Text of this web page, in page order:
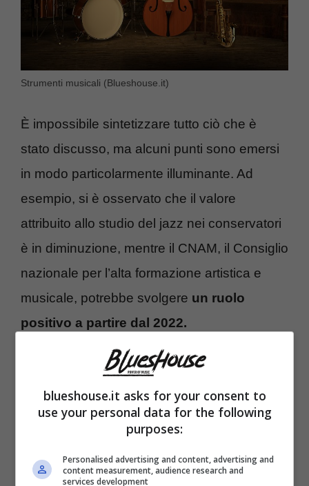
Strumenti musicali (Blueshouse.it)
È impossibile sintetizzare tutto ciò che è
stato discusso, ma alcuni punti sono emersi
in modo particolarmente illuminante. Ad
esempio, si è osservato che il valore
attribuito allo studio del jazz nei conservatori
è in diminuzione, mentre il CNAM, il Consiglio
nazionale per l’alta formazione artistica e
musicale, potrebbe svolgere un ruolo
positivo a partire dal 2022.
blueshouse.it asks for your consent to
use your personal data for the following
purposes:
Personalised advertising and content, advertising and
content measurement, audience research and
services development